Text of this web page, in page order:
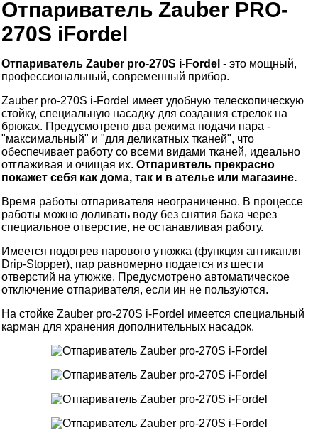
Отпариватель Zauber PRO-
270S iFordel
Отпариватель Zauber pro-270S i-Fordel - это мощный,
профессиональный, современный прибор.
Zauber pro-270S i-Fordel имеет удобную телескопическую
стойку, специальную насадку для создания стрелок на
брюках. Предусмотрено два режима подачи пара -
"максимальный" и "для деликатных тканей", что
обеспечивает работу со всеми видами тканей, идеально
отглаживая и очищая их. Отпаривтель прекрасно
покажет себя как дома, так и в ателье или магазине.
Время работы отпаривателя неограниченно. В процессе
работы можно доливать воду без снятия бака через
специальное отверстие, не останавливая работу.
Имеется подогрев парового утюжка (функция антикапля
Drip-Stopper), пар равномерно подается из шести
отверстий на утюжке. Предусмотрено автоматическое
отключение отпаривателя, если ин не пользуются.
На стойке Zauber pro-270S i-Fordel имеется специальный
карман для хранения дополнительных насадок.